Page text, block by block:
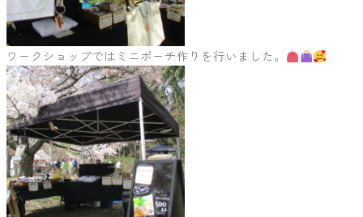
ワークショップではミニポーチ作りを行いました。